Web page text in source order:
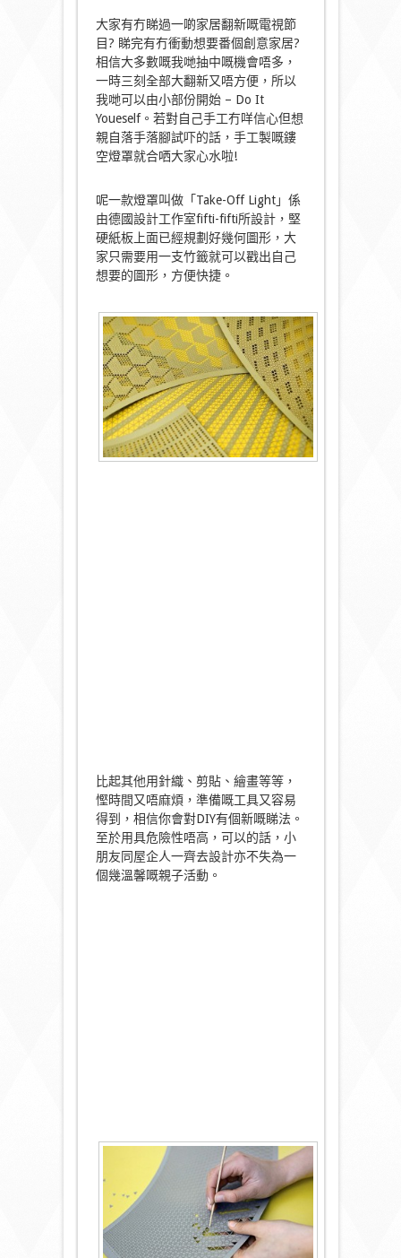
大家有冇睇過一啲家居翻新嘅電視節
目? 睇完有冇衝動想要番個創意家居?
相信大多數嘅我哋抽中嘅機會唔多，
一時三刻全部大翻新又唔方便，所以
我哋可以由小部份開始 – Do It
Youeself。若對自己手工冇咩信心但想
親自落手落腳試吓的話，手工製嘅鏤
空燈罩就合哂大家心水啦!
呢一款燈罩叫做「Take-Off Light」係
由德國設計工作室fifti-fifti所設計，堅
硬紙板上面已經規劃好幾何圖形，大
家只需要用一支竹籤就可以戳出自己
想要的圖形，方便快捷。
比起其他用針織、剪貼、繪畫等等，
慳時間又唔麻煩，準備嘅工具又容易
得到，相信你會對DIY有個新嘅睇法。
至於用具危險性唔高，可以的話，小
朋友同屋企人一齊去設計亦不失為一
個幾溫馨嘅親子活動。